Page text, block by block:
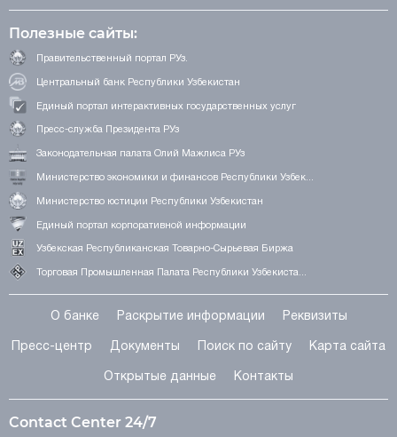
Полезные сайты:
Правительственный портал РУз.
Центральный банк Республики Узбекистан
Единый портал интерактивных государственных услуг
Пресс-служба Президента РУз
Законодательная палата Олий Мажлиса РУз
Министерство экономики и финансов Республики Узбек...
Министерство юстиции Республики Узбекистан
Единый портал корпоративной информации
Узбекская Республиканская Товарно-Сырьевая Биржа
Торговая Промышленная Палата Республики Узбекиста...
О банке Раскрытие информации Реквизиты
Пресс-центр Документы Поиск по сайту Карта сайта
Открытые данные Контакты
Contact Center 24/7